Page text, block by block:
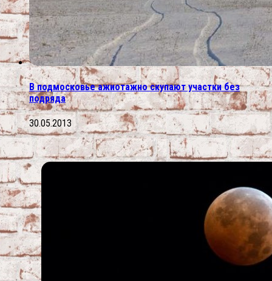
В подмосковье ажиотажно скупают участки без
подряда
30.05.2013